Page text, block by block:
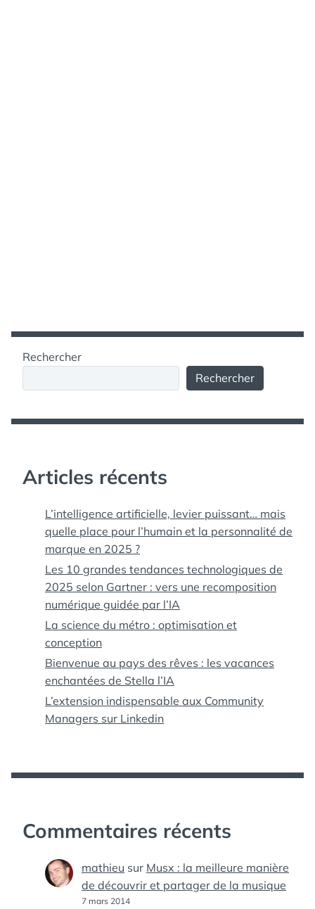
Rechercher
Rechercher
Articles récents
L’intelligence artificielle, levier puissant… mais
quelle place pour l’humain et la personnalité de
marque en 2025 ?
Les 10 grandes tendances technologiques de
2025 selon Gartner : vers une recomposition
numérique guidée par l’IA
La science du métro : optimisation et
conception
Bienvenue au pays des rêves : les vacances
enchantées de Stella l’IA
L’extension indispensable aux Community
Managers sur Linkedin
Commentaires récents
mathieu sur Musx : la meilleure manière
de découvrir et partager de la musique
7 mars 2014